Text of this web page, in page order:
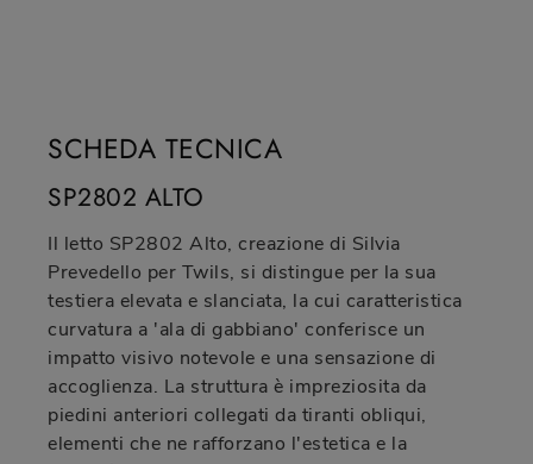
SCHEDA TECNICA
SP2802 ALTO
Il letto SP2802 Alto, creazione di Silvia
Prevedello per Twils, si distingue per la sua
testiera elevata e slanciata, la cui caratteristica
curvatura a 'ala di gabbiano' conferisce un
impatto visivo notevole e una sensazione di
accoglienza. La struttura è impreziosita da
piedini anteriori collegati da tiranti obliqui,
elementi che ne rafforzano l'estetica e la